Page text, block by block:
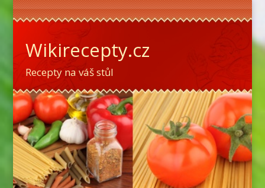
Wikirecepty.cz
Recepty na váš stůl